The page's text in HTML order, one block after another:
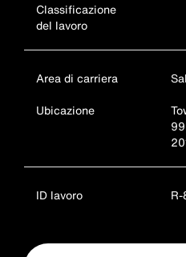
Classificazione
del lavoro
Area di carriera
Ubicazione
ID lavoro